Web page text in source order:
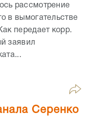
рассмотрение
в вымогательстве
передает корр.
заявил
Серенко